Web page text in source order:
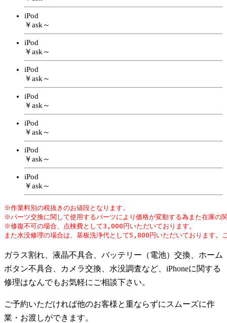
iPod
￥ask～
iPod
￥ask～
iPod
￥ask～
iPod
￥ask～
iPod
￥ask～
iPod
￥ask～
iPod
￥ask～
※作業料別の税抜きのお値段となります。
※パーツ交換に関して使用するパーツにより価格が変動する為また在庫の
※修復不可の場合、点検費として3,000円いただいております。
また水没修理の場合は、基板洗浄代として5,800円いただいております。
ガラス割れ、液晶不具合、バッテリー（電池）交換、ホーム
ボタン不具合、カメラ交換、水没調査など、iPhoneに関する
修理はなんでもお気軽にご相談下さい。
ご予約いただければ他のお客様と重ならずにスムーズに作
業・お渡しができます。